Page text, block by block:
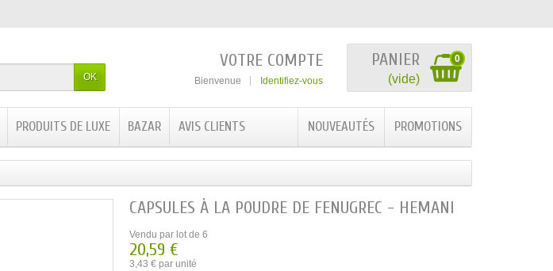
OK
PANIER
(vide)
0
VOTRE COMPTE
Bienvenue Identifiez-vous
PROMOTIONS
NOUVEAUTÉS
PRODUITS DE LUXE BAZAR AVIS CLIENTS
CAPSULES À LA POUDRE DE FENUGREC - HEMANI
Vendu par lot de 6
20,59 €
3,43 € par unité